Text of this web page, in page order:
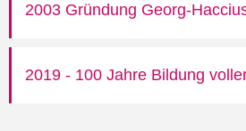
2003 Gründung Georg-
2019 - 100 Jahre Bildung